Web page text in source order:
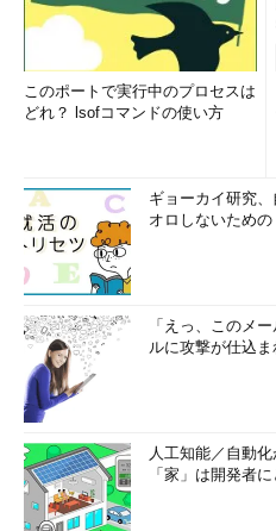
このポートで実行中のプロセスは
どれ？ lsofコマンドの使い方
ギョーカイ研究
オロしないため
「えっ、このメ
ルに攻撃が仕込
人工知能／自動
「家」は開発者